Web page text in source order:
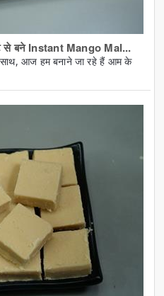
बने Instant Mango Mal...
आज हम बनाने जा रहे हैं आम के